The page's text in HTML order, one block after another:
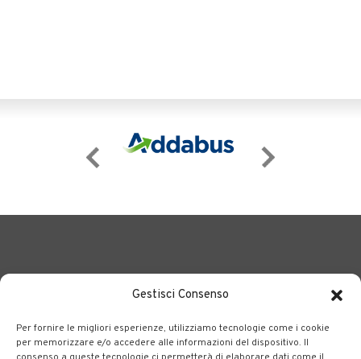
Gestisci Consenso
Per fornire le migliori esperienze, utilizziamo tecnologie come i cookie
per memorizzare e/o accedere alle informazioni del dispositivo. Il
BERGAMO TRASPORTI portale delle tre società Consortili